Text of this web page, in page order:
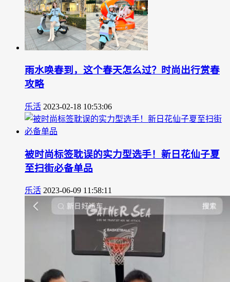
雨水唤春到，这个春天怎么过？时尚出行赏春
攻略
乐活 2023-02-18 10:53:06
被时尚标签耽误的实力型选手！新日花仙子夏
至扫街必备单品
乐活 2023-06-09 11:58:11